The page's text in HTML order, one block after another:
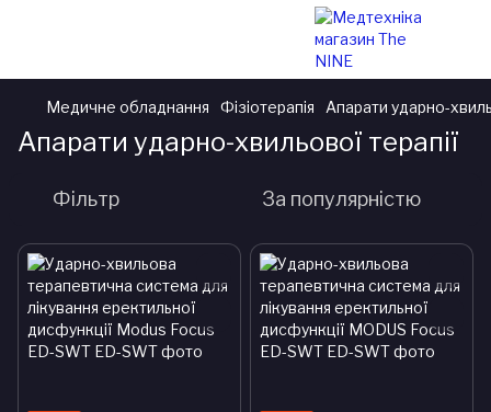
Медичне обладнання Фізіотерапія Апарати ударно-
Апарати ударно-хвильової терапії
Фільтр За популярністю